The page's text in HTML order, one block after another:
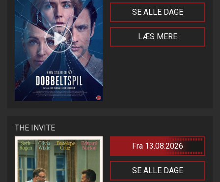
SE ALLE DAGE
LÆS MERE
THE INVITE
Fra 13.08.2026
SE ALLE DAGE